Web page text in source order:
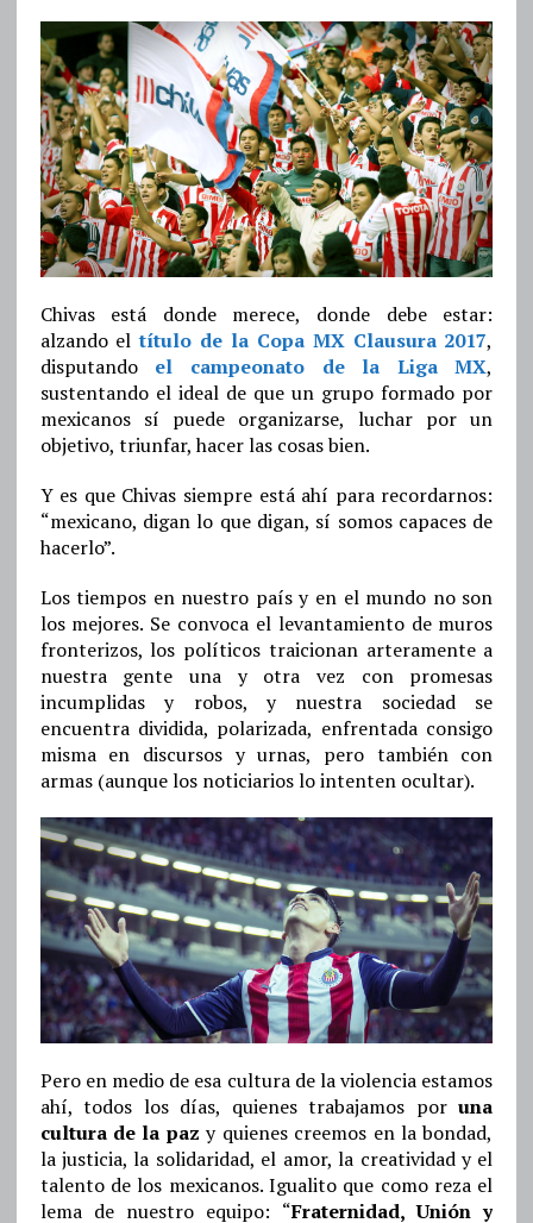
Chivas está donde merece, donde debe estar:
alzando eltítulo de la Copa MX Clausura 2017,
disputando el campeonato de la Liga MX,
sustentando el ideal de que un grupo formado por
mexicanos sí puede organizarse, luchar por un
objetivo, triunfar, hacer las cosas bien.
Y es que Chivas siempre está ahí para recordarnos:
“mexicano, digan lo que digan, sí somos capaces de
hacerlo”.
Los tiempos en nuestro país y en el mundo no son
los mejores. Se convoca el levantamiento de muros
fronterizos, los políticos traicionan arteramente a
nuestra gente una y otra vez con promesas
incumplidas y robos, y nuestra sociedad se
encuentra dividida, polarizada, enfrentada consigo
misma en discursos y urnas, pero también con
armas (aunque los noticiarios lo intenten ocultar).
Pero en medio de esa cultura de la violencia estamos
ahí, todos los días, quienes trabajamos poruna
cultura de la paz y quienes creemos en la bondad,
la justicia, la solidaridad, el amor, la creatividad y el
talento de los mexicanos. Igualito que como reza el
lema de nuestro equipo: “Fraternidad, Unión y